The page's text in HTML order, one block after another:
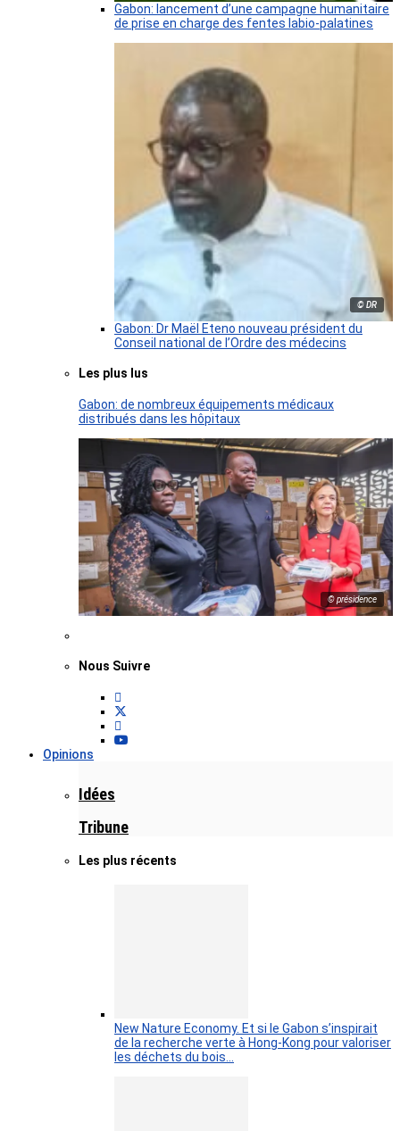
Gabon: lancement d’une campagne humanitaire
de prise en charge des fentes labio-palatines
© DR
Gabon: Dr Maël Eteno nouveau président du
Conseil national de l’Ordre des médecins
Les plus lus
Gabon: de nombreux équipements médicaux
distribués dans les hôpitaux
© présidence
Nous Suivre
Opinions
Idées
Tribune
Les plus récents
New Nature Economy. Et si le Gabon s’inspirait
de la recherche verte à Hong-Kong pour valoriser
les déchets du bois…